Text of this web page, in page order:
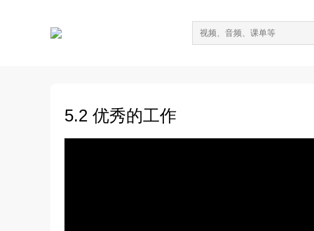
5.2 优秀的工作